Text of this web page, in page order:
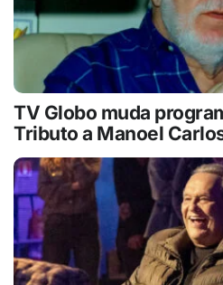
TV Globo muda
Tributo a Manoel